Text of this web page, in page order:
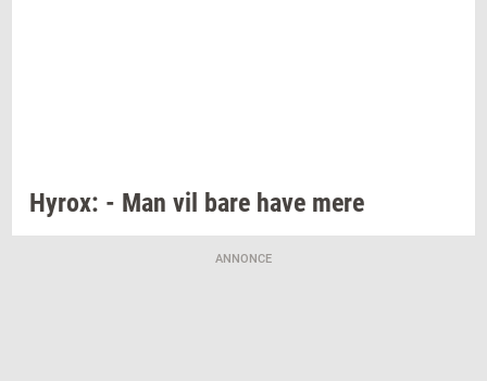
Hyrox: - Man vil bare have mere
ANNONCE